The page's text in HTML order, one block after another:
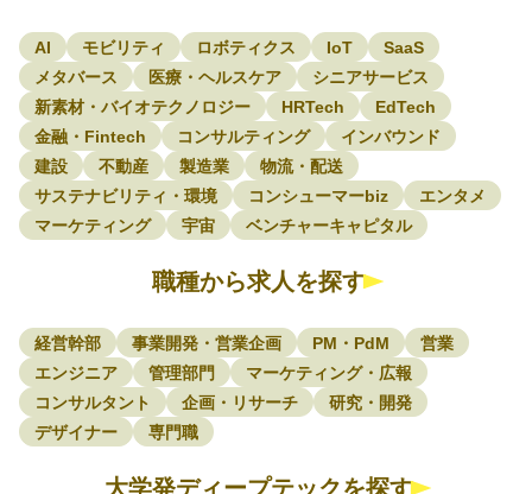
AI モビリティ ロボティクス IoT
SaaS
メタバース
医療・ヘルスケア
シニアサービス
新素材・バイオテクノロジー
HRTech
EdTech
金融・Fintech
コンサルティング
インバウンド
建設
不動産 製造業
物流・配送
サステナビリティ・環境
コンシューマーbiz
エンタメ
マーケティング
宇宙 ベンチャーキャピタル
職種から求人を探す
経営幹部 事業開発・営業企画 PM・PdM
営業
エンジニア
管理部門
マーケティング・広報
コンサルタント
企画・リサーチ
研究・開発
デザイナー
専門職
大学発ディープテックを探す